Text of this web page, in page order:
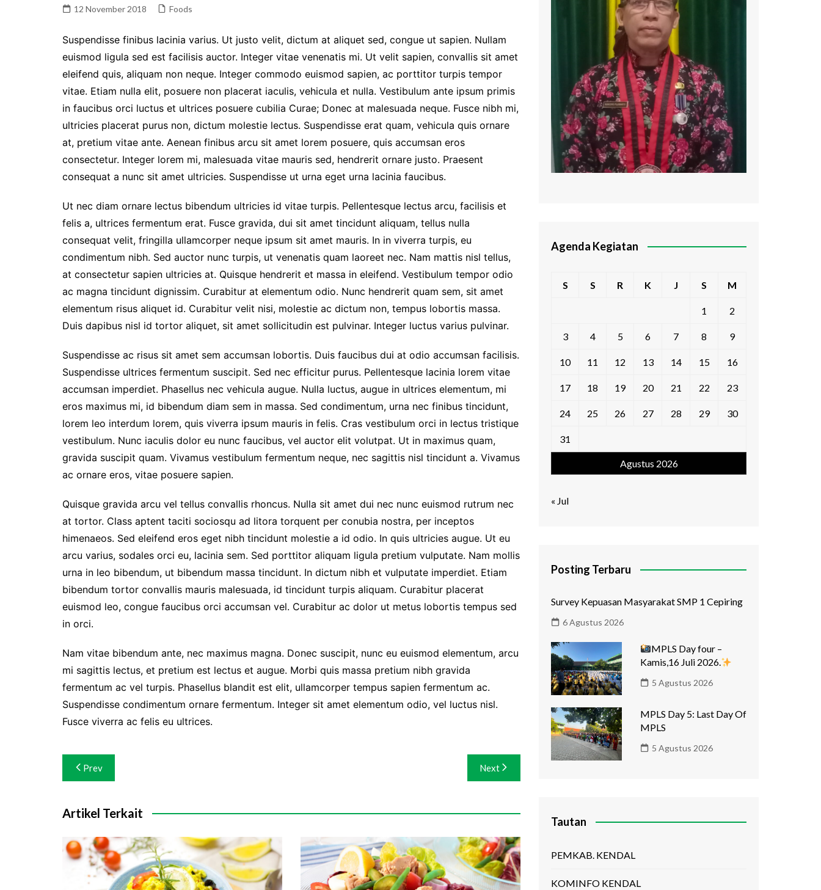
2026
Makna / Arti Logo
12 November 2018 Foods
Suspendisse finibus lacinia varius. Ut justo velit, dictum at aliquet sed, congue ut sapien. Nullam
euismod ligula sed est facilisis auctor. Integer vitae venenatis mi. Ut velit sapien, convallis sit amet
eleifend quis, aliquam non neque. Integer commodo euismod sapien, ac porttitor turpis tempor
vitae. Etiam nulla elit, posuere non placerat iaculis, vehicula et nulla. Vestibulum ante ipsum primis
in faucibus orci luctus et ultrices posuere cubilia Curae; Donec at malesuada neque. Fusce nibh mi,
ultricies placerat purus non, dictum molestie lectus. Suspendisse erat quam, vehicula quis ornare
at, pretium vitae ante. Aenean finibus arcu sit amet lorem posuere, quis accumsan eros
consectetur. Integer lorem mi, malesuada vitae mauris sed, hendrerit ornare justo. Praesent
consequat a nunc sit amet ultricies. Suspendisse ut urna eget urna lacinia faucibus.
Ut nec diam ornare lectus bibendum ultricies id vitae turpis. Pellentesque lectus arcu, facilisis et
felis a, ultrices fermentum erat. Fusce gravida, dui sit amet tincidunt aliquam, tellus nulla
consequat velit, fringilla ullamcorper neque ipsum sit amet mauris. In in viverra turpis, eu
condimentum nibh. Sed auctor nunc turpis, ut venenatis quam laoreet nec. Nam mattis nisl tellus,
at consectetur sapien ultricies at. Quisque hendrerit et massa in eleifend. Vestibulum tempor odio
ac magna tincidunt dignissim. Curabitur at elementum odio. Nunc hendrerit quam sem, sit amet
elementum risus aliquet id. Curabitur velit nisi, molestie ac dictum non, tempus lobortis massa.
Duis dapibus nisl id tortor aliquet, sit amet sollicitudin est pulvinar. Integer luctus varius pulvinar.
Suspendisse ac risus sit amet sem accumsan lobortis. Duis faucibus dui at odio accumsan facilisis.
Suspendisse ultrices fermentum suscipit. Sed nec efficitur purus. Pellentesque lacinia lorem vitae
accumsan imperdiet. Phasellus nec vehicula augue. Nulla luctus, augue in ultrices elementum, mi
eros maximus mi, id bibendum diam sem in massa. Sed condimentum, urna nec finibus tincidunt,
lorem leo interdum lorem, quis viverra ipsum mauris in felis. Cras vestibulum orci in lectus tristique
vestibulum. Nunc iaculis dolor eu nunc faucibus, vel auctor elit volutpat. Ut in maximus quam,
gravida suscipit quam. Vivamus vestibulum fermentum neque, nec sagittis nisl tincidunt a. Vivamus
ac ornare eros, vitae posuere sapien.
Quisque gravida arcu vel tellus convallis rhoncus. Nulla sit amet dui nec nunc euismod rutrum nec
at tortor. Class aptent taciti sociosqu ad litora torquent per conubia nostra, per inceptos
himenaeos. Sed eleifend eros eget nibh tincidunt molestie a id odio. In quis ultricies augue. Ut eu
arcu varius, sodales orci eu, lacinia sem. Sed porttitor aliquam ligula pretium vulputate. Nam mollis
urna in leo bibendum, ut bibendum massa tincidunt. In dictum nibh et vulputate imperdiet. Etiam
bibendum tortor convallis mauris malesuada, id tincidunt turpis aliquam. Curabitur placerat
euismod leo, congue faucibus orci accumsan vel. Curabitur ac dolor ut metus lobortis tempus sed
in orci.
Nam vitae bibendum ante, nec maximus magna. Donec suscipit, nunc eu euismod elementum, arcu
mi sagittis lectus, et pretium est lectus et augue. Morbi quis massa pretium nibh gravida
fermentum ac vel turpis. Phasellus blandit est elit, ullamcorper tempus sapien fermentum ac.
Suspendisse condimentum ornare fermentum. Integer sit amet elementum odio, vel luctus nisl.
Fusce viverra ac felis eu ultrices.
Navigasi
pos
Prev Next
Artikel Terkait
Agenda Kegiatan
Agustus 2026
S S R K J S M
1 2
3 4 5 6 7 8 9
10 11 12 13 14 15 16
17 18 19 20 21 22 23
24 25 26 27 28 29 30
31
« Jul
Posting Terbaru
Survey Kepuasan Masyarakat SMP 1 Cepiring
6 Agustus 2026
MPLS Day four –
Kamis,16 Juli 2026.
5 Agustus 2026
MPLS Day 5: Last Day Of
MPLS
5 Agustus 2026
Tautan
PEMKAB. KENDAL
KOMINFO KENDAL